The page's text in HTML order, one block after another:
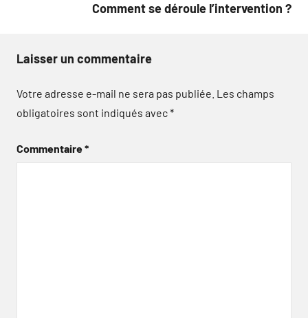
Comment se déroule l’intervention ?
Laisser un commentaire
Votre adresse e-mail ne sera pas publiée. Les champs
obligatoires sont indiqués avec*
Commentaire*